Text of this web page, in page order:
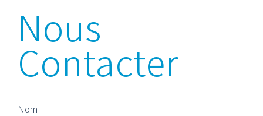
Nous
Contacter
Nom